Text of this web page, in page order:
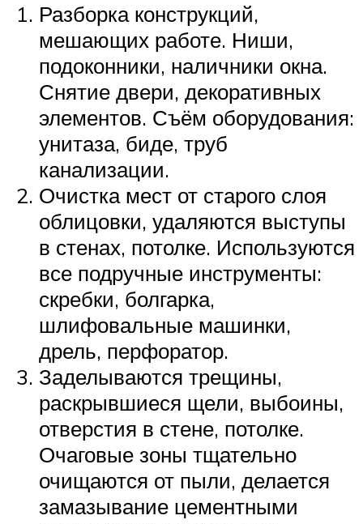
Разборка конструкций,
мешающих работе. Ниши,
подоконники, наличники окна.
Снятие двери, декоративных
элементов. Съём оборудования:
унитаза, биде, труб
канализации.
Очистка мест от старого слоя
облицовки, удаляются выступы
в стенах, потолке. Используются
все подручные инструменты:
скребки, болгарка,
шлифовальные машинки,
дрель, перфоратор.
Заделываются трещины,
раскрывшиеся щели, выбоины,
отверстия в стене, потолке.
Очаговые зоны тщательно
очищаются от пыли, делается
замазывание цементными